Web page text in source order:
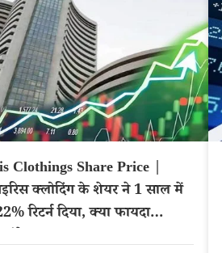
Clothings Share Price |
क्लोदिंग के शेयर ने 1 साल में
रिटर्न दिया, क्या फायदा